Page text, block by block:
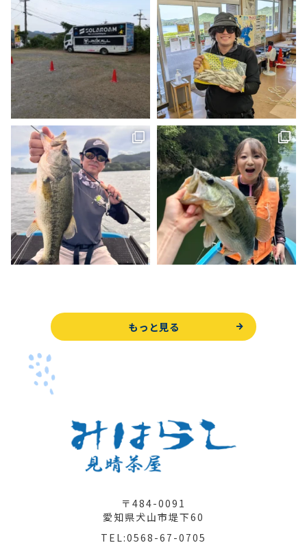
もっと見る
〒484-0091
愛知県犬山市堤下60
TEL:0568-67-0705